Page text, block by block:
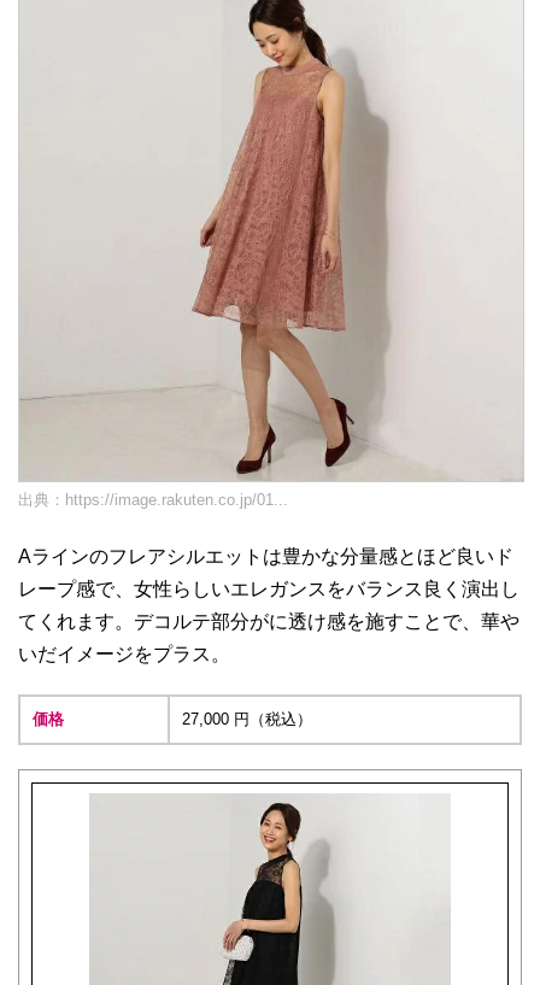
出典： https://image.rakuten.co.jp/01...
Aラインのフレアシルエットは豊かな分量感とほど良いド
レープ感で、女性らしいエレガンスをバランス良く演出し
てくれます。デコルテ部分がに透け感を施すことで、華や
いだイメージをプラス。
価格 27,000 円（税込）